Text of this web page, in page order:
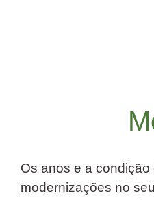
Os anos e a
modernizações no